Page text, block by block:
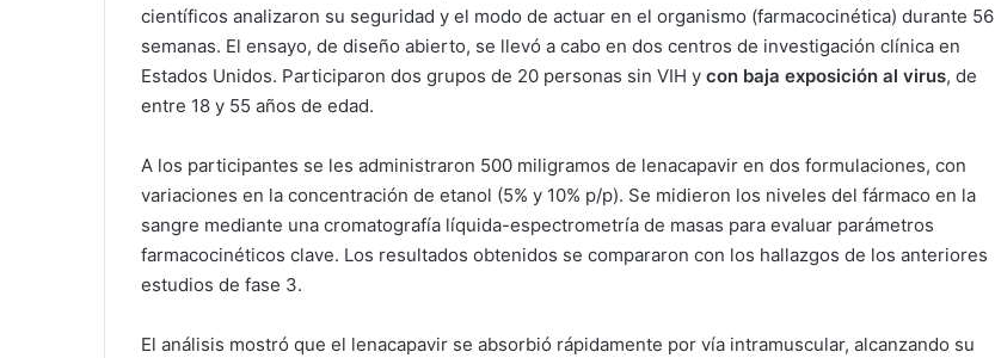
científicos analizaron su seguridad y el modo de actuar en el organismo (farmacocinética) durante 56
semanas. El ensayo, de diseño abierto, se llevó a cabo en dos centros de investigación clínica en
Estados Unidos. Participaron dos grupos de 20 personas sin VIH y con baja exposición al virus, de
entre 18 y 55 años de edad.
A los participantes se les administraron 500 miligramos de lenacapavir en dos formulaciones, con
variaciones en la concentración de etanol (5% y 10% p/p). Se midieron los niveles del fármaco en la
sangre mediante una cromatografía líquida-espectrometría de masas para evaluar parámetros
farmacocinéticos clave. Los resultados obtenidos se compararon con los hallazgos de los anteriores
estudios de fase 3.
El análisis mostró que el lenacapavir se absorbió rápidamente por vía intramuscular, alcanzando su